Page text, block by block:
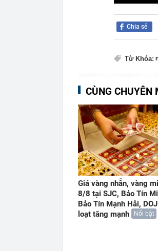
Chia sẻ
Từ Khóa:
CÙNG CHUYÊN
Giá vàng nhẫn, vàng
8/8 tại SJC, Bảo Tín
Bảo Tín Mạnh Hải,
loạt tăng mạnh
Nổi bật